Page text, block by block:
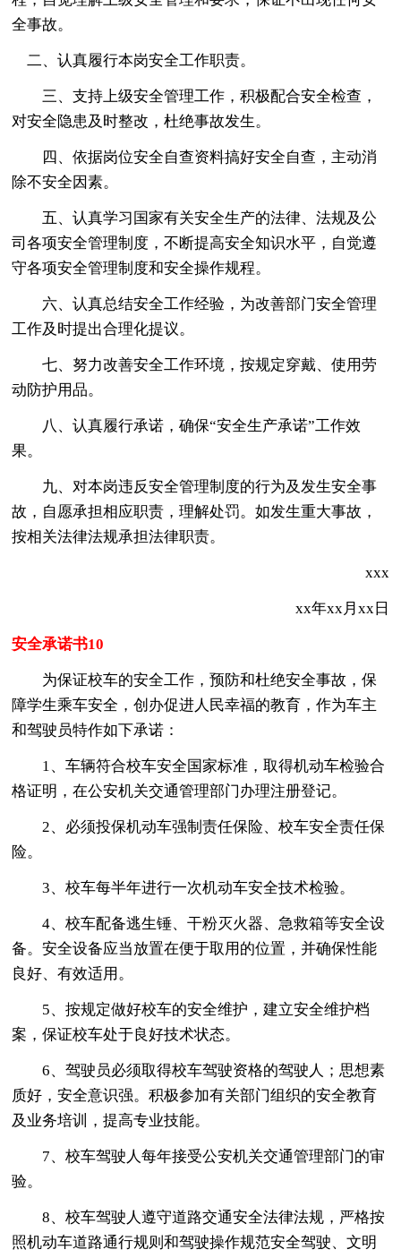
全事故。
二、认真履行本岗安全工作职责。
三、支持上级安全管理工作，积极配合安全检查，
对安全隐患及时整改，杜绝事故发生。
四、依据岗位安全自查资料搞好安全自查，主动消
除不安全因素。
五、认真学习国家有关安全生产的法律、法规及公
司各项安全管理制度，不断提高安全知识水平，自觉遵
守各项安全管理制度和安全操作规程。
六、认真总结安全工作经验，为改善部门安全管理
工作及时提出合理化提议。
七、努力改善安全工作环境，按规定穿戴、使用劳
动防护用品。
八、认真履行承诺，确保“安全生产承诺”工作效
果。
九、对本岗违反安全管理制度的行为及发生安全事
故，自愿承担相应职责，理解处罚。如发生重大事故，
按相关法律法规承担法律职责。
xxx
xx年xx月xx日
安全承诺书10
为保证校车的安全工作，预防和杜绝安全事故，保
障学生乘车安全，创办促进人民幸福的教育，作为车主
和驾驶员特作如下承诺：
1、车辆符合校车安全国家标准，取得机动车检验合
格证明，在公安机关交通管理部门办理注册登记。
2、必须投保机动车强制责任保险、校车安全责任保
险。
3、校车每半年进行一次机动车安全技术检验。
4、校车配备逃生锤、干粉灭火器、急救箱等安全设
备。安全设备应当放置在便于取用的位置，并确保性能
良好、有效适用。
5、按规定做好校车的安全维护，建立安全维护档
案，保证校车处于良好技术状态。
6、驾驶员必须取得校车驾驶资格的驾驶人；思想素
质好，安全意识强。积极参加有关部门组织的安全教育
及业务培训，提高专业技能。
7、校车驾驶人每年接受公安机关交通管理部门的审
验。
8、校车驾驶人遵守道路交通安全法律法规，严格按
照机动车道路通行规则和驾驶操作规范安全驾驶、文明